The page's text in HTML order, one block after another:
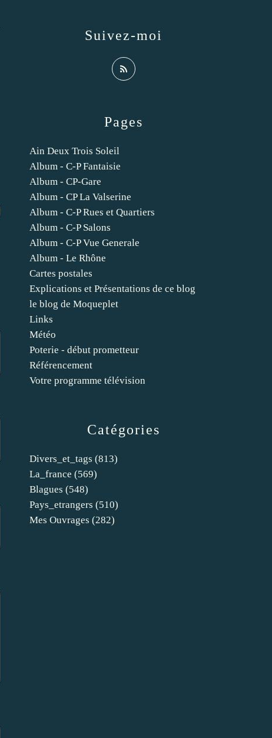
Catégories
Divers_et_tags (813)
La_france (569)
Blagues (548)
Pays_etrangers (510)
Mes Ouvrages (282)
Pages
Ain Deux Trois Soleil
Album - C-P Fantaisie
Album - CP-Gare
Album - CP La Valserine
Album - C-P Rues et Quartiers
Album - C-P Salons
Album - C-P Vue Generale
Album - Le Rhône
Cartes postales
Explications et Présentations de ce blog
le blog de Moqueplet
Links
Météo
Poterie - début prometteur
Référencement
Votre programme télévision
Suivez-moi